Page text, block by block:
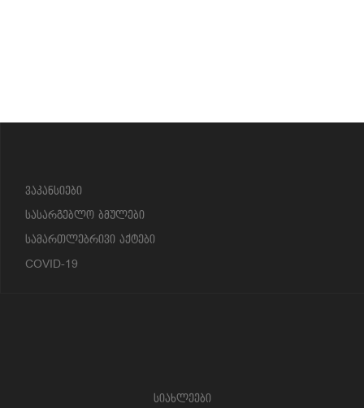
ვაკანსიები
სასარგებლო ბმულები
სამართლებრივი აქტები
COVID-19
სიახლეები